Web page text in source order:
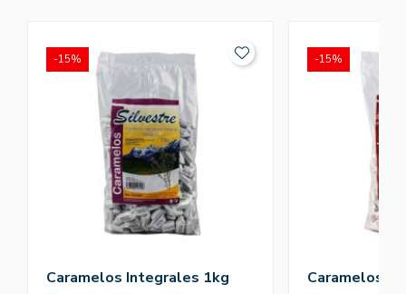
Caramelos Integrales 1kg
-15%
Caramelos
-15%